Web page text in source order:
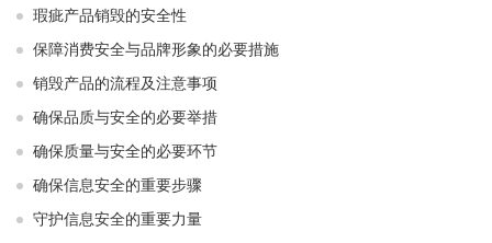
瑕疵产品销毁的安全性
保障消费安全与品牌形象的必要措施
销毁产品的流程及注意事项
确保品质与安全的必要举措
确保质量与安全的必要环节
确保信息安全的重要步骤
守护信息安全的重要力量